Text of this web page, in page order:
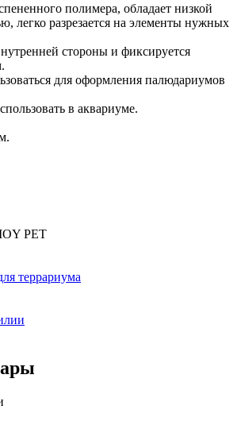
полимера, обладает низкой
легко разрезается на элементы нужных
стороны и фиксируется
для оформления палюдариумов
в аквариуме.
PET
террариума